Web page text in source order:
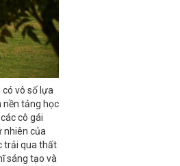
vô số lựa
nền tảng học
cô gái
nhiên của
trải qua thất
sáng tạo và